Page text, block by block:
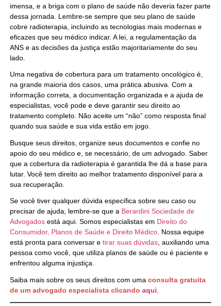
imensa, e a briga com o plano de saúde não deveria fazer parte
dessa jornada. Lembre-se sempre que seu plano de saúde
cobre radioterapia, incluindo as tecnologias mais modernas e
eficazes que seu médico indicar. A lei, a regulamentação da
ANS e as decisões da justiça estão majoritariamente do seu
lado.
Uma negativa de cobertura para um tratamento oncológico é,
na grande maioria dos casos, uma prática abusiva. Com a
informação correta, a documentação organizada e a ajuda de
especialistas, você pode e deve garantir seu direito ao
tratamento completo. Não aceite um “não” como resposta final
quando sua saúde e sua vida estão em jogo.
Busque seus direitos, organize seus documentos e confie no
apoio do seu médico e, se necessário, de um advogado. Saber
que a cobertura da radioterapia é garantida lhe dá a base para
lutar. Você tem direito ao melhor tratamento disponível para a
sua recuperação.
Se você tiver qualquer dúvida específica sobre seu caso ou
precisar de ajuda, lembre-se que a Berardini Sociedade de
Advogados está aqui. Somos especialistas em Direito do
Consumidor, Planos de Saúde e Direito Médico. Nossa equipe
está pronta para conversar e tirar suas dúvidas, auxiliando uma
pessoa como você, que utiliza planos de saúde ou é paciente e
enfrentou alguma injustiça.
Saiba mais sobre os seus direitos com uma consulta gratuita
de um advogado especialista clicando aqui